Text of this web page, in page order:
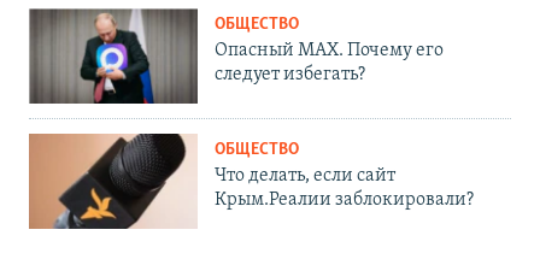
ОБЩЕСТВО
Опасный MAX. Почему его
следует избегать?
ОБЩЕСТВО
Что делать, если сайт
Крым.Реалии заблокировали?